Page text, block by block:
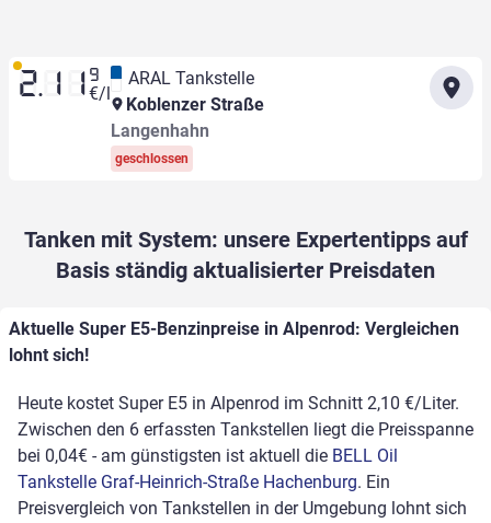
2.11 9
€/l
ARAL Tankstelle
Koblenzer Straße
Langenhahn
geschlossen
Tanken mit System: unsere Expertentipps auf
Basis ständig aktualisierter Preisdaten
Aktuelle Super E5-Benzinpreise in Alpenrod: Vergleichen
lohnt sich!
Heute kostet Super E5 in Alpenrod im Schnitt 2,10 €/Liter.
Zwischen den 6 erfassten Tankstellen liegt die Preisspanne
bei 0,04€ - am günstigsten ist aktuell die BELL Oil
Tankstelle Graf-Heinrich-Straße Hachenburg. Ein
Preisvergleich von Tankstellen in der Umgebung lohnt sich